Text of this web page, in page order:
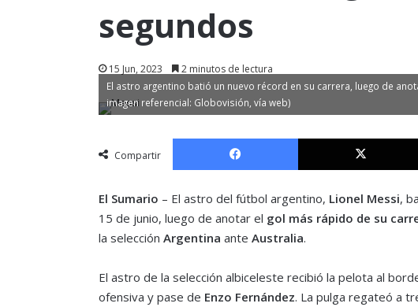
segundos
15 Jun, 2023 2 minutos de lectura
El astro argentino batió un nuevo récord en su carrera, luego de
imagen referencial: Globovisión, vía web)
Compartir
Facebook
El Sumario – El astro del fútbol argentino, Lionel Messi,
15 de junio, luego de anotar el gol más rápido de su
la selección Argentina ante Australia.
El astro de la selección albiceleste recibió la pelota al
ofensiva y pase de Enzo Fernández. La pulga regateó a